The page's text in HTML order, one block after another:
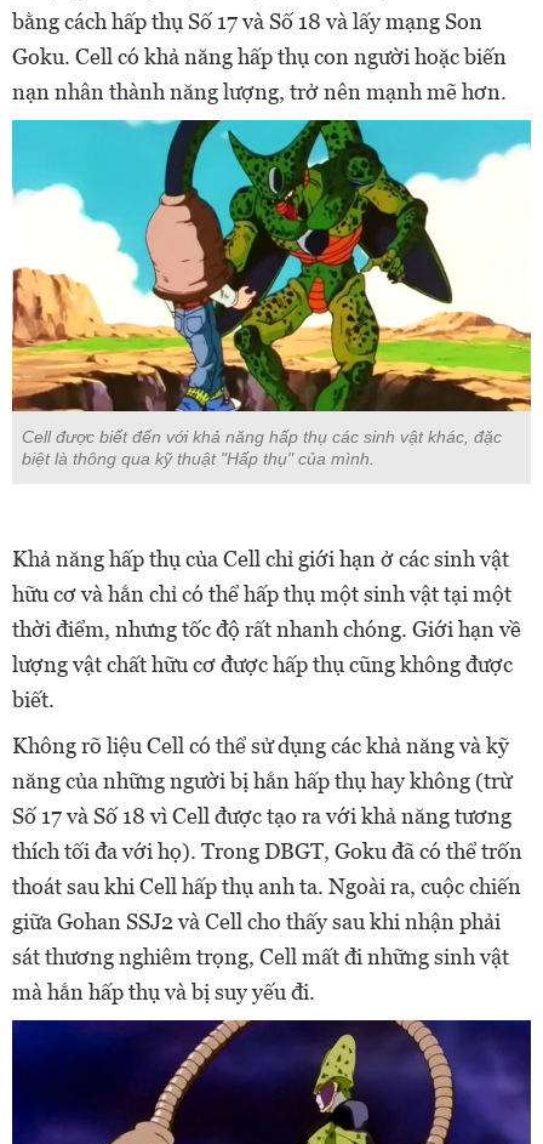
bằng cách hấp thụ Số 17 và Số 18 và lấy mạng Son
Goku. Cell có khả năng hấp thụ con người hoặc biến
nạn nhân thành năng lượng, trở nên mạnh mẽ hơn.
Cell được biết đến với khả năng hấp thụ các sinh vật khác, đặc
biệt là thông qua kỹ thuật "Hấp thụ" của mình.
Khả năng hấp thụ của Cell chỉ giới hạn ở các sinh vật
hữu cơ và hắn chỉ có thể hấp thụ một sinh vật tại một
thời điểm, nhưng tốc độ rất nhanh chóng. Giới hạn về
lượng vật chất hữu cơ được hấp thụ cũng không được
biết.
Không rõ liệu Cell có thể sử dụng các khả năng và kỹ
năng của những người bị hắn hấp thụ hay không (trừ
Số 17 và Số 18 vì Cell được tạo ra với khả năng tương
thích tối đa với họ). Trong DBGT, Goku đã có thể trốn
thoát sau khi Cell hấp thụ anh ta. Ngoài ra, cuộc chiến
giữa Gohan SSJ2 và Cell cho thấy sau khi nhận phải
sát thương nghiêm trọng, Cell mất đi những sinh vật
mà hắn hấp thụ và bị suy yếu đi.